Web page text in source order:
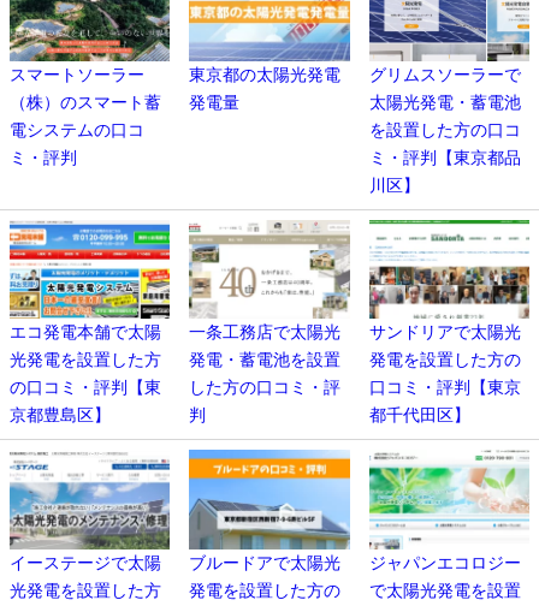
スマートソーラー
（株）のスマート蓄
電システムの口コ
ミ・評判
東京都の太陽光発電
発電量
グリムスソーラーで
太陽光発電・蓄電池
を設置した方の口コ
ミ・評判【東京都品
川区】
エコ発電本舗で太陽
光発電を設置した方
の口コミ・評判【東
京都豊島区】
一条工務店で太陽光
発電・蓄電池を設置
した方の口コミ・評
判
サンドリアで太陽光
発電を設置した方の
口コミ・評判【東京
都千代田区】
イーステージで太陽
光発電を設置した方
ブルードアで太陽光
発電を設置した方の
ジャパンエコロジー
で太陽光発電を設置